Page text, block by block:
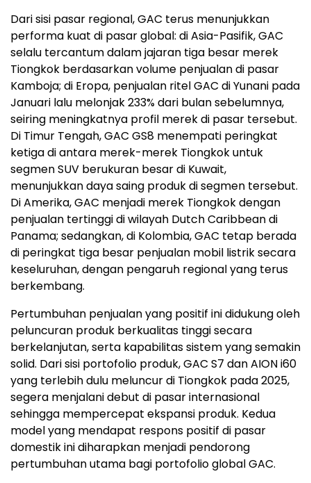
Dari sisi pasar regional, GAC terus menunjukkan
performa kuat di pasar global: di Asia-Pasifik, GAC
selalu tercantum dalam jajaran tiga besar merek
Tiongkok berdasarkan volume penjualan di pasar
Kamboja; di Eropa, penjualan ritel GAC di Yunani pada
Januari lalu melonjak 233% dari bulan sebelumnya,
seiring meningkatnya profil merek di pasar tersebut.
Di Timur Tengah, GAC GS8 menempati peringkat
ketiga di antara merek-merek Tiongkok untuk
segmen SUV berukuran besar di Kuwait,
menunjukkan daya saing produk di segmen tersebut.
Di Amerika, GAC menjadi merek Tiongkok dengan
penjualan tertinggi di wilayah Dutch Caribbean di
Panama; sedangkan, di Kolombia, GAC tetap berada
di peringkat tiga besar penjualan mobil listrik secara
keseluruhan, dengan pengaruh regional yang terus
berkembang.
Pertumbuhan penjualan yang positif ini didukung oleh
peluncuran produk berkualitas tinggi secara
berkelanjutan, serta kapabilitas sistem yang semakin
solid. Dari sisi portofolio produk, GAC S7 dan AION i60
yang terlebih dulu meluncur di Tiongkok pada 2025,
segera menjalani debut di pasar internasional
sehingga mempercepat ekspansi produk. Kedua
model yang mendapat respons positif di pasar
domestik ini diharapkan menjadi pendorong
pertumbuhan utama bagi portofolio global GAC.